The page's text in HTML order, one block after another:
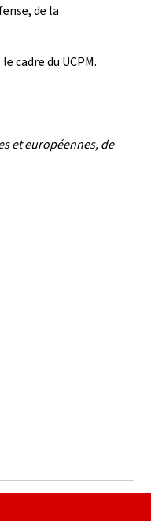
de la
cadre du UCPM.
et européennes, de